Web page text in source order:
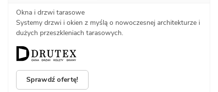
Okna i drzwi tarasowe
Systemy drzwi i okien z myślą o nowoczesnej architekturze i
dużych przeszkleniach tarasowych.
Sprawdź ofertę!